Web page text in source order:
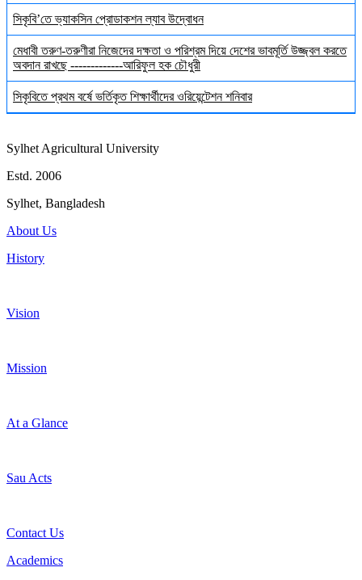
সিকৃবি’তে ভ্যাকসিন প্রোডাকশন ল্যাব উদ্বোধন
মেধাবী তরুণ-তরুণীরা নিজেদের দক্ষতা ও পরিশ্রম দিয়ে দেশের ভাবমূর্তি উজ্জ্বল করতে
অবদান রাখছে -------------আরিফুল হক চৌধুরী
সিকৃবিতে প্রথম বর্ষে ভর্তিকৃত শিক্ষার্থীদের ওরিয়েন্টেশন শনিবার
Sylhet Agricultural University
Estd. 2006
Sylhet, Bangladesh
About Us
History
Vision
Mission
At a Glance
Sau Acts
Contact Us
Academics